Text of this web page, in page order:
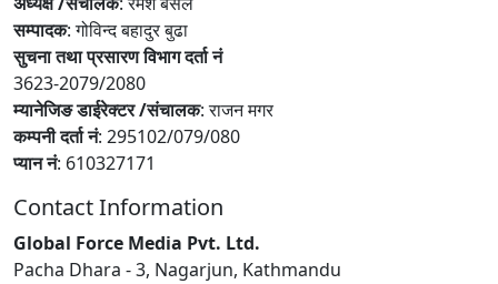
सम्पादक: गोविन्द बहादुर बुढा
सुचना तथा प्रसारण विभाग दर्ता नं
3623-2079/2080
म्यानेजिङ डाईरेक्टर /संचालक: राजन मगर
कम्पनी दर्ता नं: 295102/079/080
प्यान नं: 610327171
Contact Information
Global Force Media Pvt. Ltd.
Pacha Dhara - 3, Nagarjun, Kathmandu